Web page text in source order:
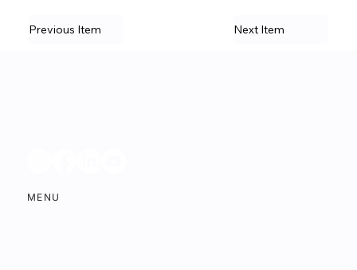
Next Item
Previous Item
MENU